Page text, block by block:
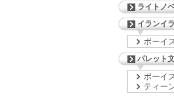
ライトノ
イランイ
ボーイ
パレット
ボーイ
ティー